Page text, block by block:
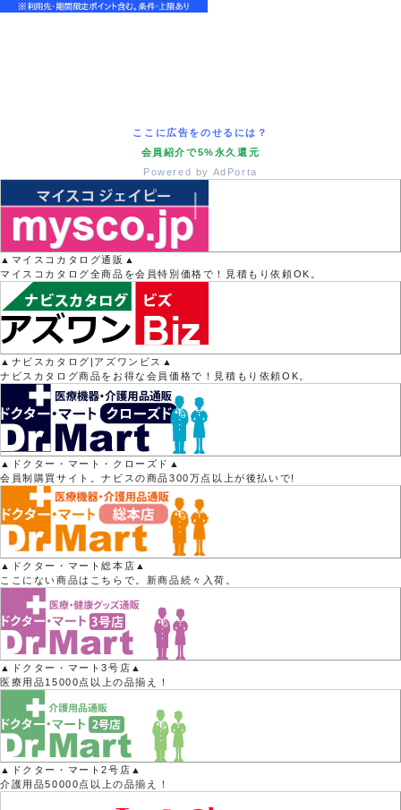
ここに広告をのせるには？
会員紹介で5%永久還元
Powered by AdPorta
▲マイスコカタログ通販▲
マイスコカタログ全商品を会員特別価格で！見積もり依頼OK。
▲ナビスカタログ|アズワンビス▲
ナビスカタログ商品をお得な会員価格で！見積もり依頼OK。
▲ドクター・マート・クローズド▲
会員制購買サイト。ナビスの商品300万点以上が後払いで!
▲ドクター・マート総本店▲
ここにない商品はこちらで。新商品続々入荷。
▲ドクター・マート3号店▲
医療用品15000点以上の品揃え！
▲ドクター・マート2号店▲
介護用品50000点以上の品揃え！